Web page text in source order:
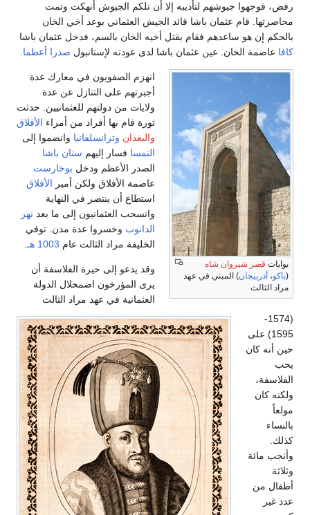
رفض، فوجهوا جيوشهم لتأديبه إلا أن تلكم الجيوش أنهكت وتمت
محاصرتها. قام عثمان باشا قائد الجيش العثماني بوعد أخي الخان
بالحكم إن هو ساعدهم فقام بقتل أخيه الخان بالسم، فدخل عثمان باشا
كافا عاصمة الخان. عين عثمان باشا لدى عودته لإستانبول صدرا أعظما
بوابات قصر شيروان شاه
(باكو، أذربيجان) المبني في عهد
مراد الثالث
انهزم الصفويون في معارك عدة
أجبرتهم على التنازل عن عدة
ولايات من دولتهم للعثمانيين. حدثت
ثورة قام بها أفراد من أمراء الأفلاق
والبغدان وترانسلفانيا وانضموا إلى
النمسا فسار إليهم سنان باشا
الصدر الأعظم ودخل بوخارست
عاصمة الأفلاق ولكن أمير الأفلاق
استطاع أن ينتصر في النهاية
وانسحب العثمانيون إلى ما بعد نهر
الدانوب وخسروا عدة مدن. توفي
الخليفة مراد الثالث عام 1003 هـ .
وقد يدعو إلى حيرة الفلاسفة أن
يرى المؤرخون اضمحلال الدولة
العثمانية في عهد مراد الثالث
(1574-
1595) على
حين أنه كان
يحب
الفلاسفة،
ولكنه كان
مولعاً
بالنساء
كذلك.
وأنجب مائة
وثلاثة
أطفال من
عدد غير